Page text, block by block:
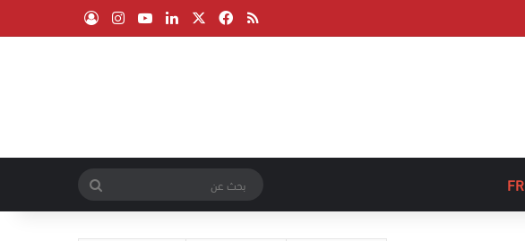
ملخص الموقع RSS
فيسبوك لينكدإن ‫YouTube
انستقرام
عن